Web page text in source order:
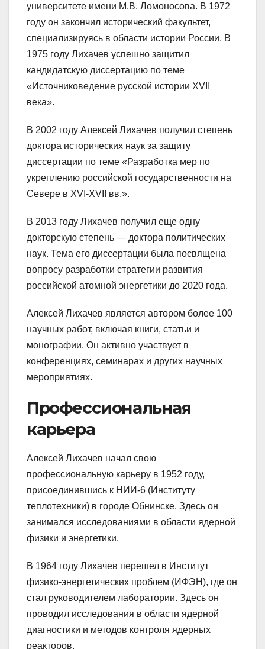
университете имени М.В. Ломоносова. В 1972
году он закончил исторический факультет,
специализируясь в области истории России. В
1975 году Лихачев успешно защитил
кандидатскую диссертацию по теме
«Источниковедение русской истории XVII
века».
В 2002 году Алексей Лихачев получил степень
доктора исторических наук за защиту
диссертации по теме «Разработка мер по
укреплению российской государственности на
Севере в XVI-XVII вв.».
В 2013 году Лихачев получил еще одну
докторскую степень — доктора политических
наук. Тема его диссертации была посвящена
вопросу разработки стратегии развития
российской атомной энергетики до 2020 года.
Алексей Лихачев является автором более 100
научных работ, включая книги, статьи и
монографии. Он активно участвует в
конференциях, семинарах и других научных
мероприятиях.
Профессиональная
карьера
Алексей Лихачев начал свою
профессиональную карьеру в 1952 году,
присоединившись к НИИ-6 (Институту
теплотехники) в городе Обнинске. Здесь он
занимался исследованиями в области ядерной
физики и энергетики.
В 1964 году Лихачев перешел в Институт
физико-энергетических проблем (ИФЭН), где он
стал руководителем лаборатории. Здесь он
проводил исследования в области ядерной
диагностики и методов контроля ядерных
реакторов.